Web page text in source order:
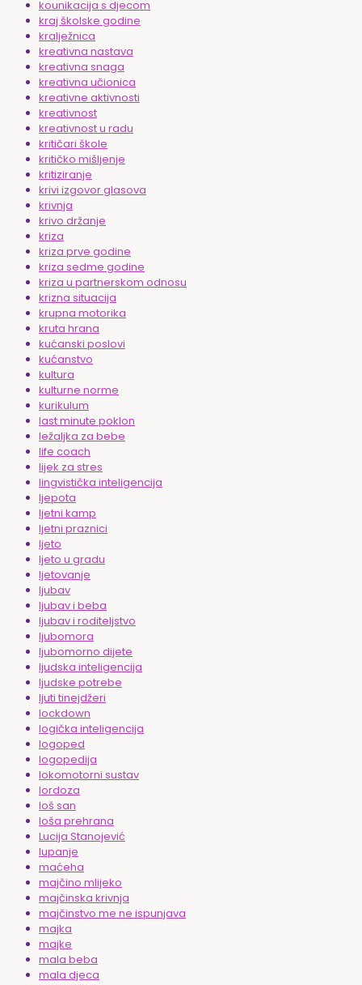
kounikacija s djecom
kraj školske godine
kralježnica
kreativna nastava
kreativna snaga
kreativna učionica
kreativne aktivnosti
kreativnost
kreativnost u radu
kritičari škole
kritičko mišljenje
kritiziranje
krivi izgovor glasova
krivnja
krivo držanje
kriza
kriza prve godine
kriza sedme godine
kriza u partnerskom odnosu
krizna situacija
krupna motorika
kruta hrana
kućanski poslovi
kućanstvo
kultura
kulturne norme
kurikulum
last minute poklon
ležaljka za bebe
life coach
lijek za stres
lingvistička inteligencija
ljepota
ljetni kamp
ljetni praznici
ljeto
ljeto u gradu
ljetovanje
ljubav
ljubav i beba
ljubav i roditeljstvo
ljubomora
ljubomorno dijete
ljudska inteligencija
ljudske potrebe
ljuti tinejdžeri
lockdown
logička inteligencija
logoped
logopedija
lokomotorni sustav
lordoza
loš san
loša prehrana
Lucija Stanojević
lupanje
maćeha
majčino mlijeko
majčinska krivnja
majčinstvo me ne ispunjava
majka
majke
mala beba
mala djeca